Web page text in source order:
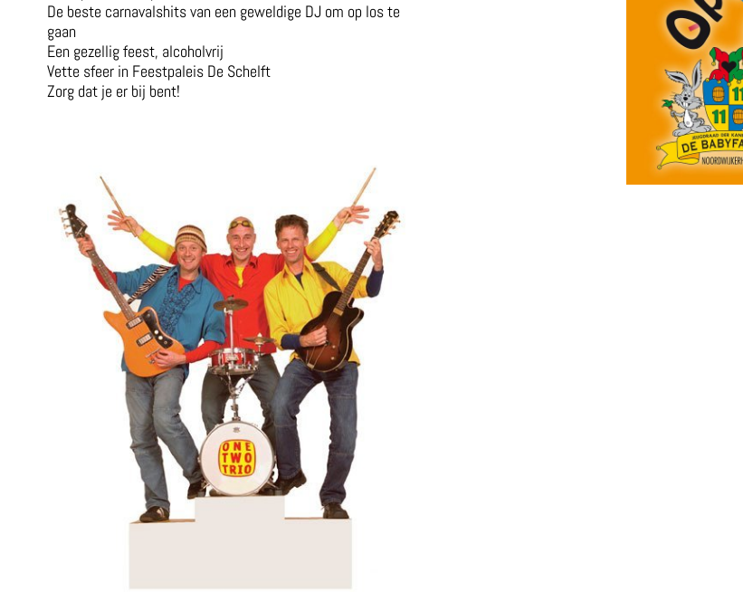
De beste carnavalshits van een geweldige DJ om op los te
gaan
Een gezellig feest, alcoholvrij
Vette sfeer in Feestpaleis De Schelft
Zorg dat je er bij bent!